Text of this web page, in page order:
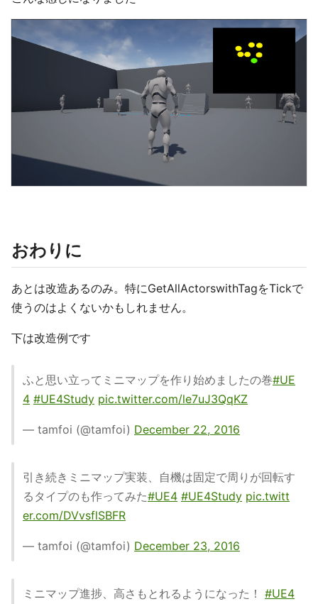
おわりに
あとは改造あるのみ。特にGetAllActorswithTagをTickで
使うのはよくないかもしれません。
下は改造例です
ふと思い立ってミニマップを作り始めましたの巻#UE
4 #UE4Study pic.twitter.com/le7uJ3QqKZ
— tamfoi (@tamfoi) December 22, 2016
引き続きミニマップ実装、自機は固定で周りが回転す
るタイプのも作ってみた#UE4 #UE4Study pic.twitt
er.com/DVvsflSBFR
— tamfoi (@tamfoi) December 23, 2016
ミニマップ進捗、高さもとれるようになった！ #UE4